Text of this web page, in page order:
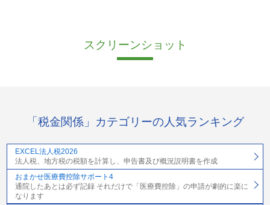
スクリーンショット
「税金関係」カテゴリーの人気ランキング
EXCEL法人税2026
法人税、地方税の税額を計算し、申告書及び概況説明書を作成
おまかせ医療費控除サポート4
通院したあとは必ず記録 それだけで「医療費控除」の申請が劇的に楽に
なります